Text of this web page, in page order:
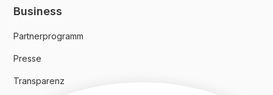
Business
Partnerprogramm
Presse
Transparenz